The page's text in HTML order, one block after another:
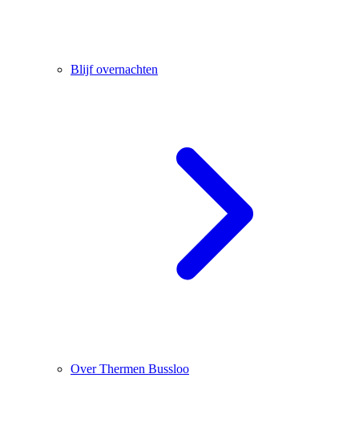
Blijf overnachten
Over Thermen Bussloo